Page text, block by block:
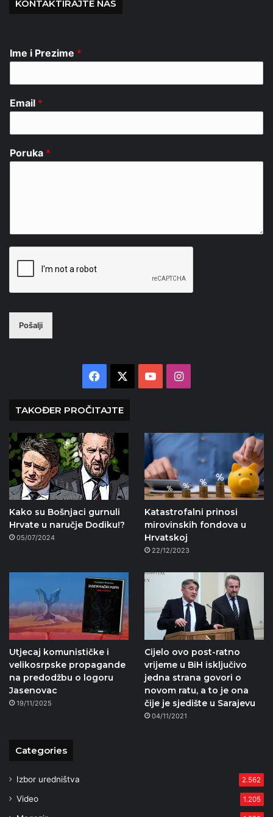
KONTAKTIRAJTE NAS
Ime i Prezime *
Email *
Poruka *
Pošalji
Facebook YouTubeInstagram
TAKOĐER PROČITAJTE
Kako su Bošnjaci gurnuli
Hrvate u naručje Dodiku!?
05/07/2024
Katastrofalni prinosi
mirovinskih fondova u
Hrvatskoj
22/12/2023
Utjecaj komunističke i
velikosrpske propagande
na predodžbu o logoru
Jasenovac
19/11/2025
Cijelo ovo post-ratno
vrijeme u BiH isključivo
jedna strana govori o
novom ratu, a to je ona
čije je sjedište u Sarajevu
04/11/2021
Categories
Izbor uredništva 2.562
Video 1.205